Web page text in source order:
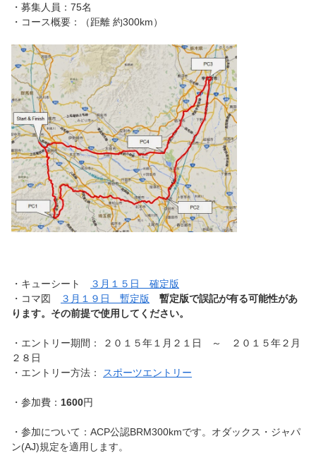
・募集人員：75名
・コース概要：（距離 約300km）
・キューシート
３月１５日 確定版
・コマ図
３月１９日 暫定版
暫定版で誤記が有る可能性があ
ります。その前提で使用してください。
・エントリー期間： ２０１５年１月２１日 ～ ２０１５年２月
２８日
・エントリー方法：
スポーツエントリー
・参加費： 1600円
・参加について：ACP公認BRM300kmです。オダックス・ジャパ
ン(AJ)規定を適用します。